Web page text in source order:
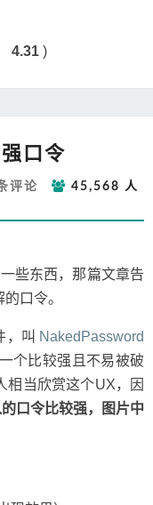
MORE
4.31 )
口令
评论
45,568 人
些东西，那篇文章告
口令。
，叫 NakedPassword
个比较强且不易被破
相当欣赏这个UX，因
口令比较强，图片中